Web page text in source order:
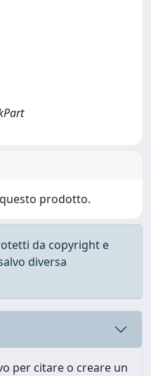
prodotto.
da copyright e
diversa
per citare o creare un